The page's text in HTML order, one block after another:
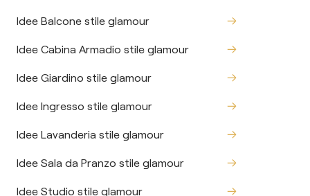
Idee Balcone stile glamour
Idee Cabina Armadio stile glamour
Idee Giardino stile glamour
Idee Ingresso stile glamour
Idee Lavanderia stile glamour
Idee Sala da Pranzo stile glamour
Idee Studio stile glamour